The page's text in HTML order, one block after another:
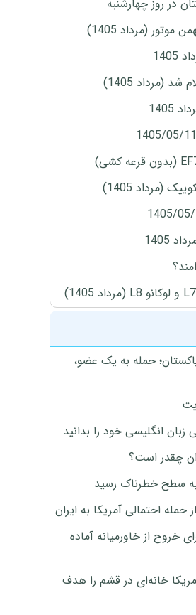
(مرداد 1405)
(مرداد 1405)
1405)
حمله به یک عضو،
انگلیسی خود را بدانید
سطح خطرناک رسید
احتمالی آمریکا به ایران
خروج از خاورمیانه آماده
بمب ۲۰۰۰ پوندی آمریکا خانه‌ای در قشم را هدف